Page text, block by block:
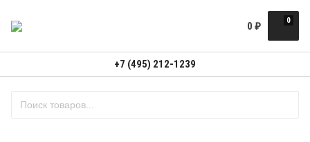
0
0 ₽
+7 (495) 212-1239